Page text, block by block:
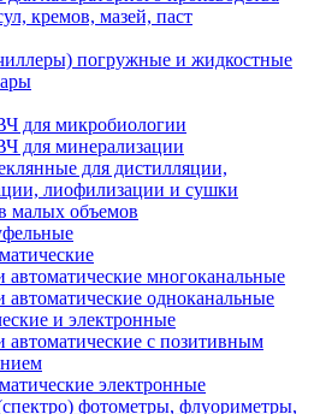
кремов, мазей, паст
погружные и жидкостные
для микробиологии
для минерализации
для дистилляции,
лиофилизации и сушки
малых объемов
автоматические многоканальные
автоматические одноканальные
и электронные
автоматические с позитивным
электронные
фотометры, флуориметры,